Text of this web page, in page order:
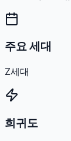
주요 세대
Z세대
희귀도